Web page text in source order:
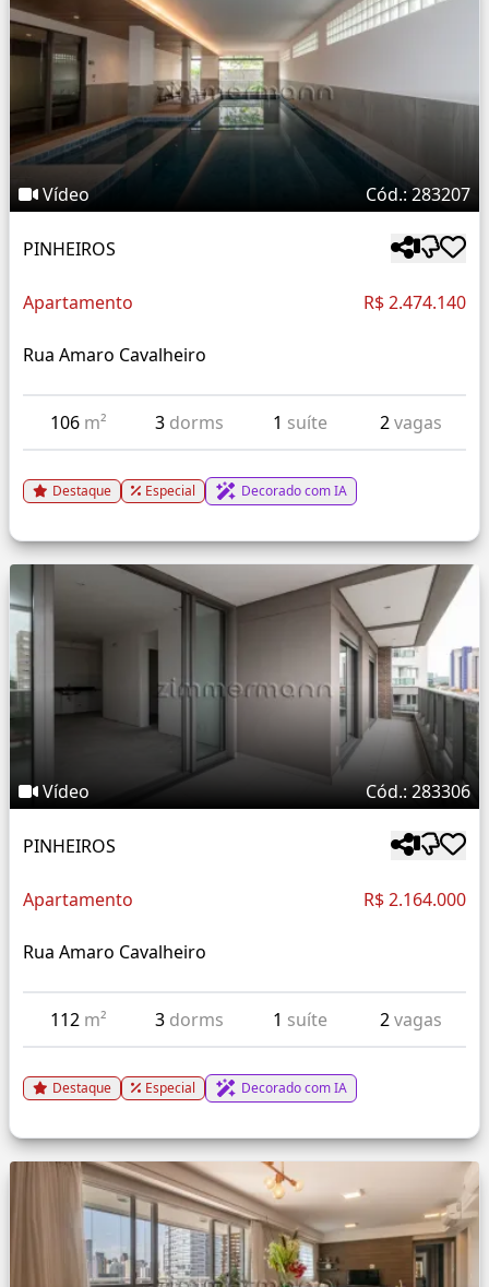
Vídeo Cód.: 283207
PINHEIROS
Apartamento R$ 2.474.140
Rua Amaro Cavalheiro
106 m² 3 dorms 1 suíte 2vagas
Destaque Especial Decorado com IA
Vídeo Cód.: 283306
PINHEIROS
Apartamento R$ 2.164.000
Rua Amaro Cavalheiro
112 m² 3 dorms 1 suíte 2vagas
Destaque Especial Decorado com IA